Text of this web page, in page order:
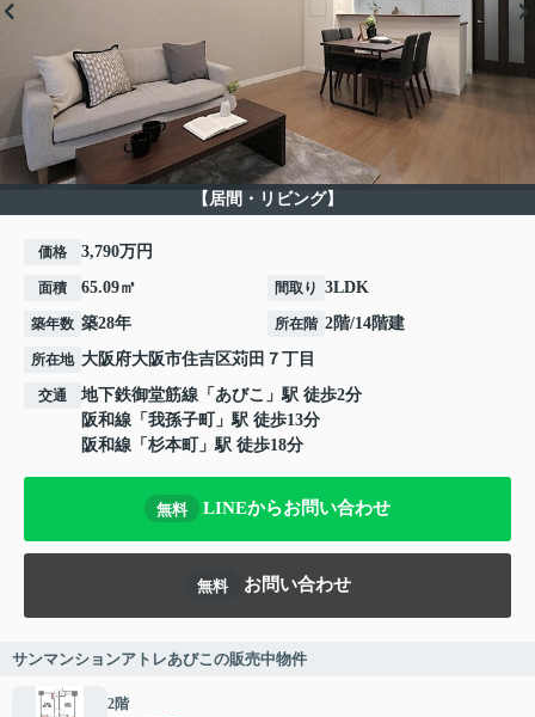
【居間・リビング】
価格 3,790万円
面積 65.09㎡ 間取り 3LDK
築年数 築28年 所在階 2階/14階建
所在地 大阪府大阪市住吉区苅田 ７丁目
交通 地下鉄御堂筋線 「 あびこ 」駅 徒歩2分
阪和線 「 我孫子町
」駅 徒歩13分
阪和線 「 杉本町 」駅 徒歩18分
無料 LINEからお問い合わせ
無料 お問い合わせ
サンマンションアトレあびこの販売中物件
2階